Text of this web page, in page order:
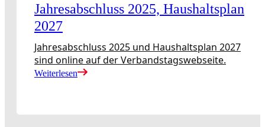
Jahresabschluss 2025, Haushaltsplan
2027
Jahresabschluss 2025 und Haushaltsplan 2027
sind online auf der Verbandstagswebseite.
Weiterlesen